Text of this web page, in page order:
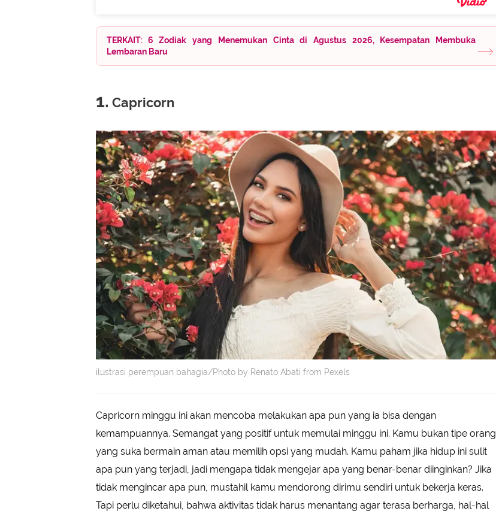
TERKAIT: 6 Zodiak yang Menemukan Cinta di Agustus 2026, Kesempatan Membuka
Lembaran Baru
1. Capricorn
ilustrasi perempuan bahagia/Photo by Renato Abati from Pexels
Capricorn minggu ini akan mencoba melakukan apa pun yang ia bisa dengan
kemampuannya. Semangat yang positif untuk memulai minggu ini. Kamu bukan tipe orang
yang suka bermain aman atau memilih opsi yang mudah. Kamu paham jika hidup ini sulit
apa pun yang terjadi, jadi mengapa tidak mengejar apa yang benar-benar diinginkan? Jika
tidak mengincar apa pun, mustahil kamu mendorong dirimu sendiri untuk bekerja keras.
Tapi perlu diketahui, bahwa aktivitas tidak harus menantang agar terasa berharga, hal-hal